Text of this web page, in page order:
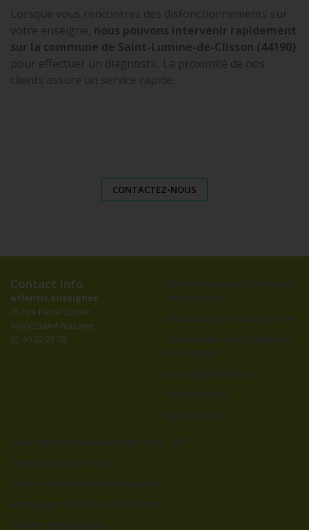
Lorsque vous rencontrez des disfonctionnements sur
votre enseigne, nous pouvons intervenir rapidement
sur la commune de Saint-Lumine-de-Clisson (44190)
pour effectuer un diagnostic. La proximité de nos
clients assure un service rapide.
CONTACTEZ-NOUS
Contact Info
Atlantic enseignes
15 rue René Cassin
44600 Saint-Nazaire
02 40 22 25 78
Banderoles publicitaires et
impressions
Dépannage / Maintenance
Fabrication et installation
d’enseignes
Lettrage bandeau
Lettres néon
Signalétique
Éclairage par silhouettage néon, LED
Enseigne double face
Lettres individuelles découpées
Marquage véhicule publicitaire
Totem signalétique